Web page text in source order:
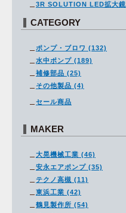
3R SOLUTION LED拡大鏡
CATEGORY
ポンプ・ブロワ (132)
水中ポンプ (189)
補修部品 (25)
その他製品 (4)
セール商品
MAKER
大晃機械工業 (46)
安永エアポンプ (35)
テクノ高槻 (11)
東浜工業 (42)
鶴見製作所 (54)